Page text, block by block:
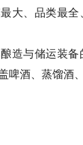
大、品类最
造与储运装
啤酒、蒸馏酒